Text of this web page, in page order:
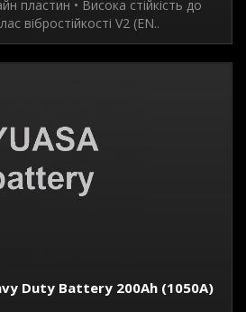
пластин • Висока стійкість до
вібростійкості V2 (EN..
Duty Battery 200Ah (1050A)